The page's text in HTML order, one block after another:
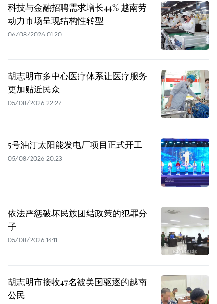
科技与金融招聘需求增长44% 越南劳
动力市场呈现结构性转型
06/08/2026 01:20
胡志明市多中心医疗体系让医疗服务
更加贴近民众
05/08/2026 22:27
5号油汀太阳能发电厂项目正式开工
05/08/2026 20:23
依法严惩破坏民族团结政策的犯罪分
子
05/08/2026 14:11
胡志明市接收47名被美国驱逐的越南
公民